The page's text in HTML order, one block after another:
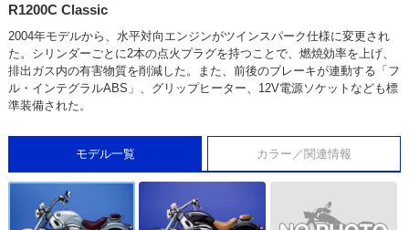
R1200C Classic
2004年モデルから、水平対向エンジンがツインスパーク仕様に変更され
た。シリンダーごとに2本の点火プラグを持つことで、燃焼効率を上げ、
排出ガス内の有害物質を削減した。また、前後のブレーキが連動する「フ
ル・インテグラルABS」、グリップヒーター、12V電源ソケットなども標
準装備された。
モデル一覧 カラー／関連情報